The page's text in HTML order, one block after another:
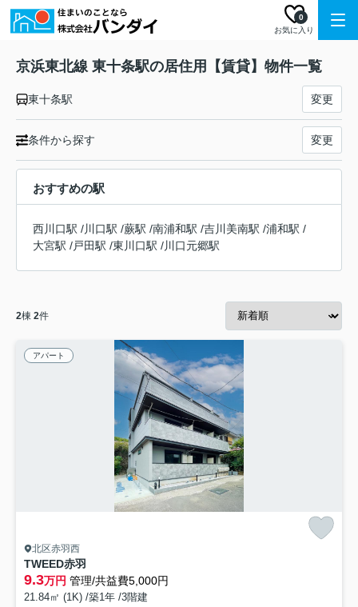
お気に入り
0
京浜東北線 東十条駅の居住用【賃貸】物件一覧
東十条駅 変更
条件から探す 変更
おすすめの駅
西川口駅 /川口駅 /蕨駅 /南浦和駅 /吉川美南駅 /浦和駅 /
大宮駅 /戸田駅 /東川口駅 /川口元郷駅
2棟 2件
アパート
北区赤羽西
TWEED赤羽
9.3万円 管理/共益費5,000円
21.84㎡ (1K) /築1年 /3階建